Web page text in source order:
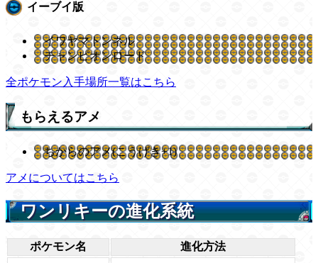
イーブイ版
イワヤマトンネル
チャンピオンロード
全ポケモン入手場所一覧はこちら
もらえるアメ
ちからのアメ(こうげき+1)
アメについてはこちら
ワンリキーの進化系統
ポケモン名 進化方法